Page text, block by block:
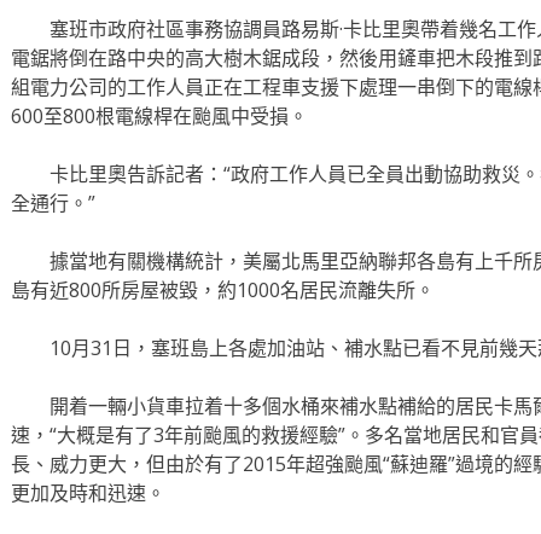
塞班市政府社區事務協調員路易斯·卡比里奧帶着幾名工
電鋸將倒在路中央的高大樹木鋸成段，然後用鏟車把木段推
組電力公司的工作人員正在工程車支援下處理一串倒下的電
600至800根電線桿在颱風中受損。
卡比里奧告訴記者：“政府工作人員已全員出動協助救災
全通行。”
據當地有關機構統計，美屬北馬里亞納聯邦各島有上千所
島有近800所房屋被毀，約1000名居民流離失所。
10月31日，塞班島上各處加油站、補水點已看不見前幾天
開着一輛小貨車拉着十多個水桶來補水點補給的居民卡馬
速，“大概是有了3年前颱風的救援經驗”。多名當地居民和官
長、威力更大，但由於有了2015年超強颱風“蘇迪羅”過境的
更加及時和迅速。